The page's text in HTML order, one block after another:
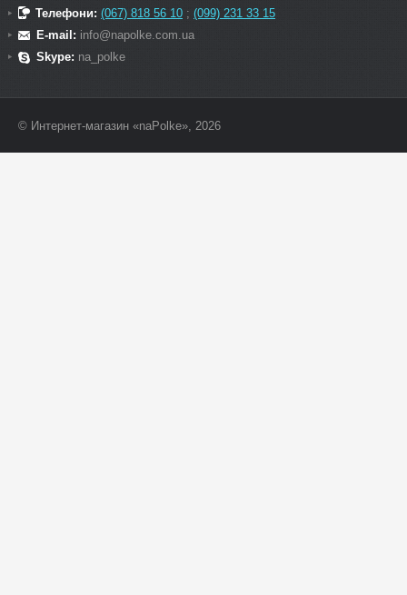
Телефони: (067) 818 56 10 ; (099) 231 33 15
E-mail: info@napolke.com.ua
Skype: na_polke
© Интернет-магазин «naPolke», 2026